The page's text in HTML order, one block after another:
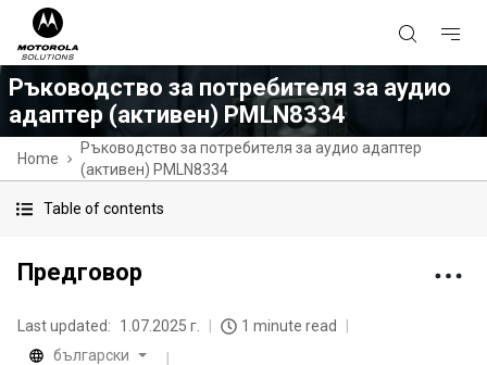
Ръководство за потребителя за аудио
адаптер (активен) PMLN8334
Home
Ръководство за потребителя за аудио адаптер
(активен) PMLN8334
Table of contents
Предговор
Last updated: 1.07.2025 г.
1 minute read
български